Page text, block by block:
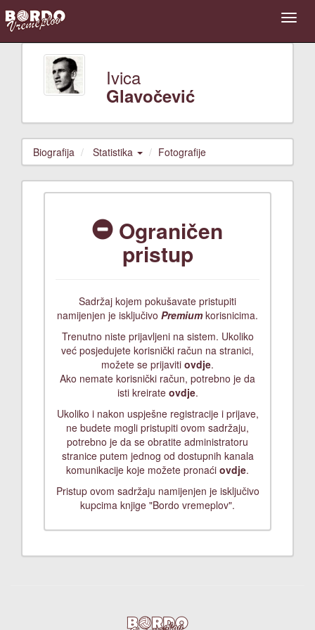
Ivica
Glavočević
Biografija Statistika Fotografije
Ograničen
pristup
Sadržaj kojem pokušavate pristupiti
namijenjen je isključivo Premiumkorisnicima.
Trenutno niste prijavljeni na sistem. Ukoliko
već posjedujete korisnički račun na stranici,
možete se prijaviti ovdje.
Ako nemate korisnički račun, potrebno je da
isti kreirate ovdje.
Ukoliko i nakon uspješne registracije i prijave,
ne budete mogli pristupiti ovom sadržaju,
potrebno je da se obratite administratoru
stranice putem jednog od dostupnih kanala
komunikacije koje možete pronaći ovdje.
Pristup ovom sadržaju namijenjen je isključivo
kupcima knjige "Bordo vremeplov".